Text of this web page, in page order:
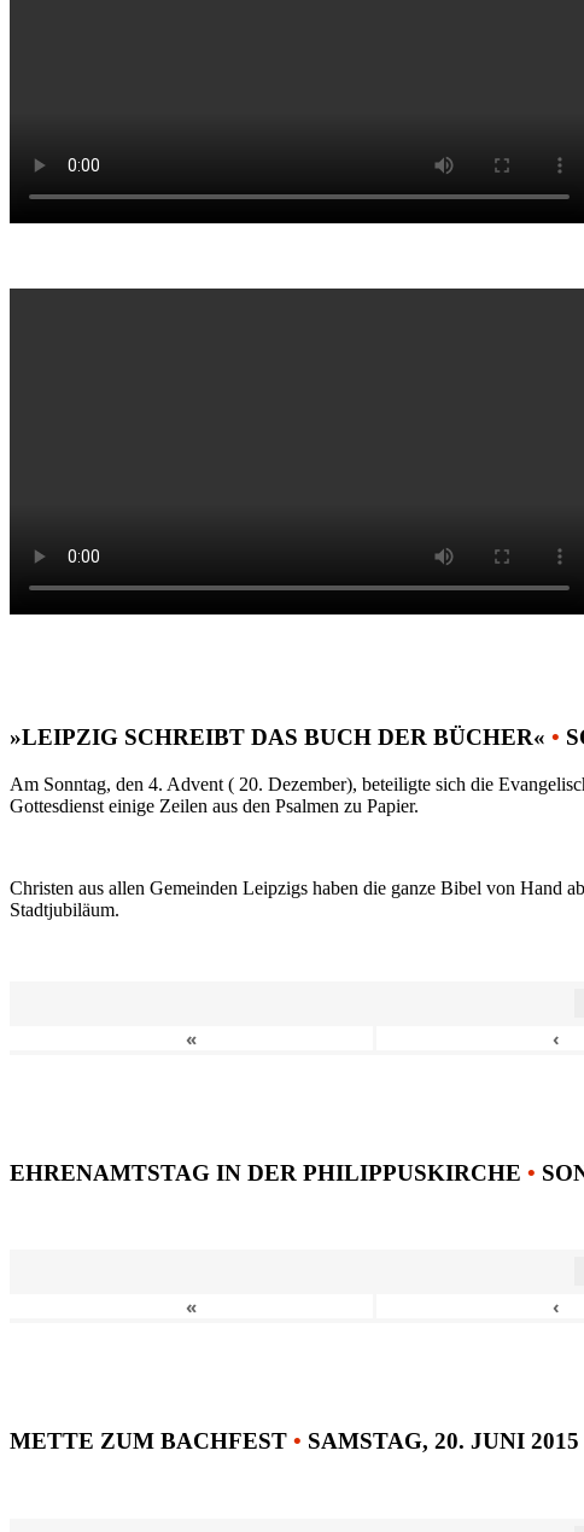
»LEIPZIG SCHREIBT DAS BUCH DER BÜCHER« •
Am Sonntag, den 4. Advent ( 20. Dezember), beteiligte sich die
Gottesdienst einige Zeilen aus den Psalmen zu Papier.
Christen aus allen Gemeinden Leipzigs haben die ganze Bibel von Hand
Stadtjubiläum.
« ‹
EHRENAMTSTAG IN DER PHILIPPUSKIRCHE •
« ‹
METTE ZUM BACHFEST • SAMSTAG, 20. JUNI 2015